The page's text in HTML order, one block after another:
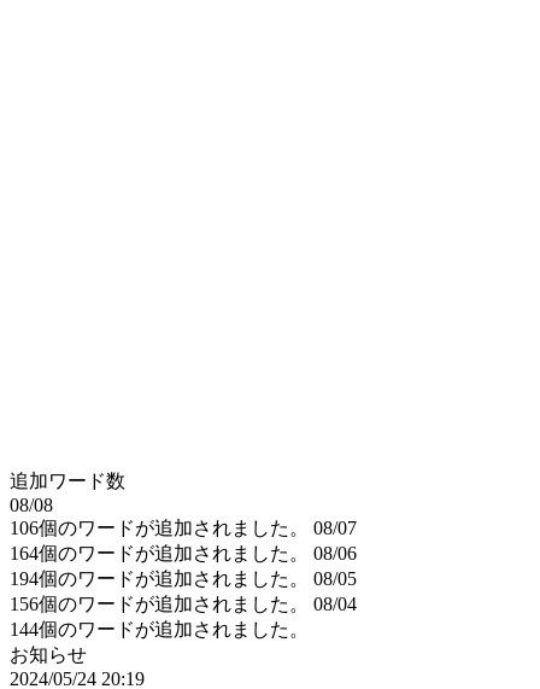
追加ワード数
08/08
106個のワードが追加されました。
08/07
164個のワードが追加されました。
08/06
194個のワードが追加されました。
08/05
156個のワードが追加されました。
08/04
144個のワードが追加されました。
お知らせ
2024/05/24 20:19